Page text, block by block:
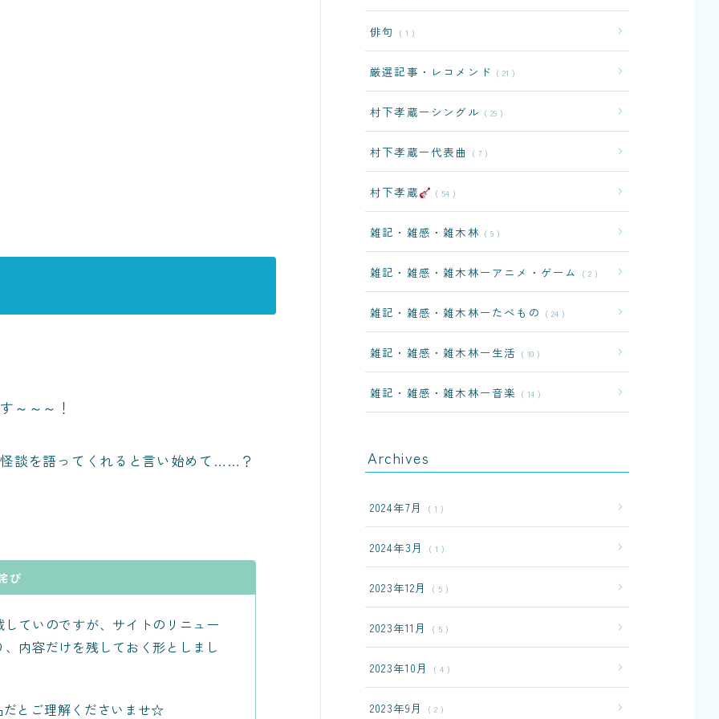
～～～！
談を語ってくれると言い始めて……？
び
ていのですが、サイトのリニュー
内容だけを残しておく形としまし
だとご理解くださいませ☆
俳句 1
厳選記事・レコメンド 21
村下孝蔵ーシングル 29
村下孝蔵ー代表曲 7
村下孝蔵 54
雑記・雑感・雑木林 9
雑記・雑感・雑木林ーアニメ・ゲーム 2
雑記・雑感・雑木林ーたべもの 24
雑記・雑感・雑木林ー生活 10
雑記・雑感・雑木林ー音楽 14
Archives
2024年7月 1
2024年3月 1
2023年12月 5
2023年11月 5
2023年10月 4
2023年9月 2